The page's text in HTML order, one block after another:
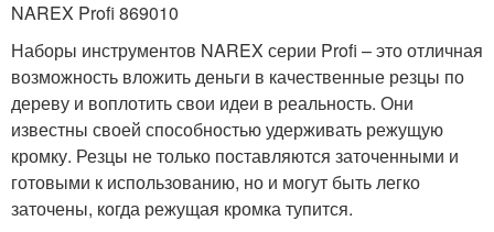
NAREX Profi 869010
Наборы инструментов NAREX серии Profi – это отличная
возможность вложить деньги в качественные резцы по
дереву и воплотить свои идеи в реальность. Они
известны своей способностью удерживать режущую
кромку. Резцы не только поставляются заточенными и
готовыми к использованию, но и могут быть легко
заточены, когда режущая кромка тупится.